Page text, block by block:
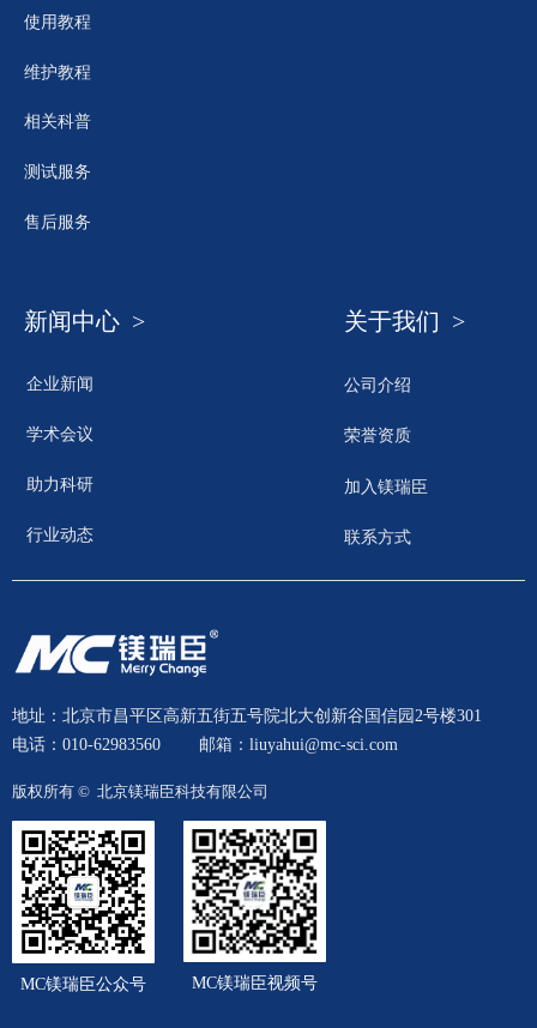
使用教程
维护教程
相关科普
测试服务
售后服务
新闻中心 >
企业新闻
学术会议
助力科研
行业动态
关于我们 >
公司介绍
荣誉资质
加入镁瑞臣
联系方式
版权所有 © 北京镁瑞臣科技有限公司
地址：北京市昌平区高新五街五号院北大创新谷国信园2号楼301
电话：010-62983560 邮箱：liuyahui@mc-sci.com
MC镁瑞臣公众号 MC镁瑞臣视频号